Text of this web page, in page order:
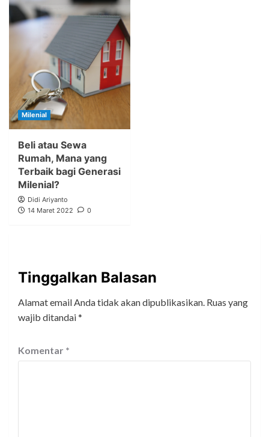
Milenial
Beli atau Sewa
Rumah, Mana yang
Terbaik bagi Generasi
Milenial?
Didi Ariyanto
14 Maret 2022
0
Tinggalkan Balasan
Alamat email Anda tidak akan dipublikasikan. Ruas yang
wajib ditandai*
Komentar *